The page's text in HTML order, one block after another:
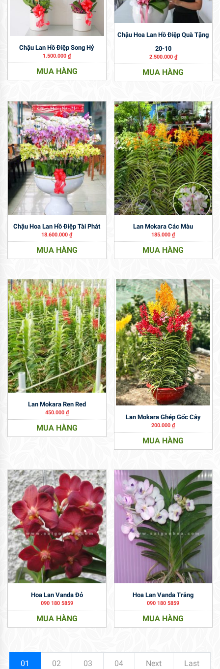
Chậu Lan Hồ Điệp Song Hỷ
1.500.000₫
MUA HÀNG
Chậu Hoa Lan Hồ Điệp Quà Tặng
20-10
2.500.000 ₫
MUA HÀNG
Chậu Hoa Lan Hồ Điệp Tài Phát
18.600.000₫
MUA HÀNG
Lan Mokara Các Màu
185.000₫
MUA HÀNG
Lan Mokara Ren Red
450.000 ₫
MUA HÀNG
Lan Mokara Ghép Gốc Cây
200.000₫
MUA HÀNG
Hoa Lan Vanda Đỏ
090 180 5859
MUA HÀNG
Hoa Lan Vanda Trắng
090 180 5859
MUA HÀNG
01 02 03 04 Next Last